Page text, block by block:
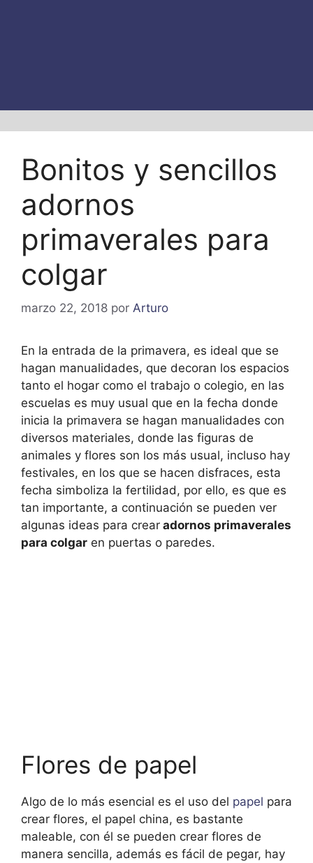
Bonitos y sencillos
adornos
primaverales para
colgar
marzo 22, 2018 por Arturo
En la entrada de la primavera, es ideal que se
hagan manualidades, que decoran los espacios
tanto el hogar como el trabajo o colegio, en las
escuelas es muy usual que en la fecha donde
inicia la primavera se hagan manualidades con
diversos materiales, donde las figuras de
animales y flores son los más usual, incluso hay
festivales, en los que se hacen disfraces, esta
fecha simboliza la fertilidad, por ello, es que es
tan importante, a continuación se pueden ver
algunas ideas para crear adornos primaverales
para colgar en puertas o paredes.
Flores de papel
Algo de lo más esencial es el uso del papel para
crear flores, el papel china, es bastante
maleable, con él se pueden crear flores de
manera sencilla, además es fácil de pegar, hay